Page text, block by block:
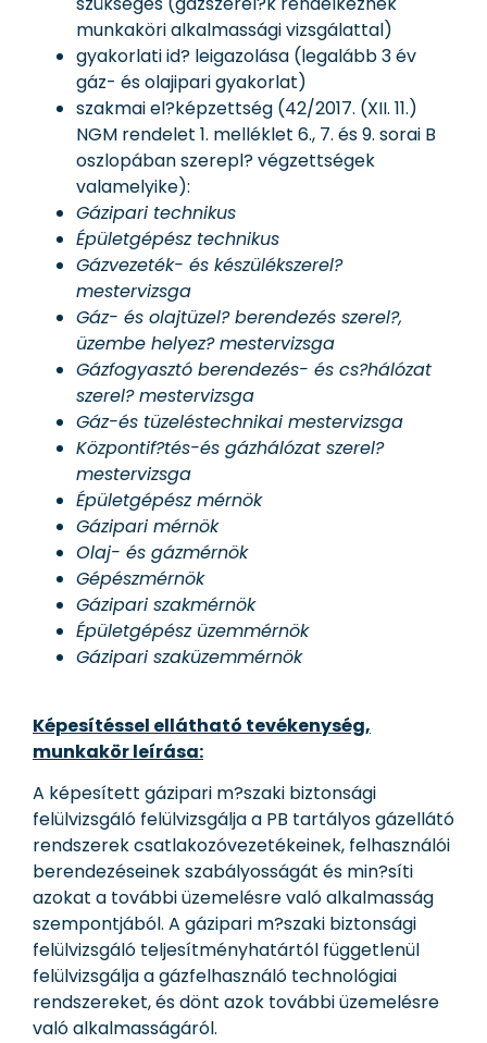
munkaköri alkalmassági vizsgálattal)
gyakorlati id? leigazolása (legalább 3 év
gáz- és olajipari gyakorlat)
szakmai el?képzettség (42/2017. (XII. 11.)
NGM rendelet 1. melléklet 6., 7. és 9. sorai B
oszlopában szerepl? végzettségek
valamelyike):
Gázipari technikus
Épületgépész technikus
Gázvezeték- és készülékszerel?
mestervizsga
Gáz- és olajtüzel? berendezés szerel?,
üzembe helyez? mestervizsga
Gázfogyasztó berendezés- és cs?hálózat
szerel? mestervizsga
Gáz-és tüzeléstechnikai mestervizsga
Központif?tés-és gázhálózat szerel?
mestervizsga
Épületgépész mérnök
Gázipari mérnök
Olaj- és gázmérnök
Gépészmérnök
Gázipari szakmérnök
Épületgépész üzemmérnök
Gázipari szaküzemmérnök
Képesítéssel ellátható tevékenység,
munkakör leírása:
A képesített gázipari m?szaki biztonsági
felülvizsgáló felülvizsgálja a PB tartályos gázellátó
rendszerek csatlakozóvezetékeinek, felhasználói
berendezéseinek szabályosságát és min?síti
azokat a további üzemelésre való alkalmasság
szempontjából. A gázipari m?szaki biztonsági
felülvizsgáló teljesítményhatártól függetlenül
felülvizsgálja a gázfelhasználó technológiai
rendszereket, és dönt azok további üzemelésre
való alkalmasságáról.